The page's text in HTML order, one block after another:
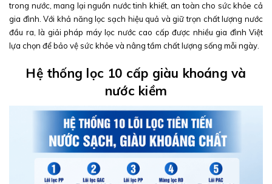
trong nước, mang lại nguồn nước tinh khiết, an toàn cho sức khỏe cả
gia đình. Với khả năng lọc sạch hiệu quả và giữ trọn chất lượng nước
đầu ra, là giải pháp máy lọc nước cao cấp được nhiều gia đình Việt
lựa chọn để bảo vệ sức khỏe và nâng tầm chất lượng sống mỗi ngày.
Hệ thống lọc 10 cấp giàu khoáng và
nước kiềm